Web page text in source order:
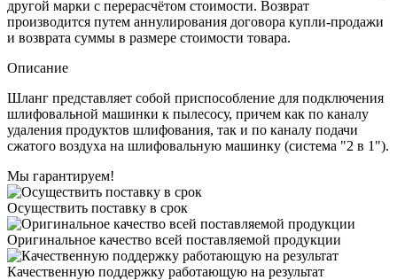
другой марки с перерасчётом стоимости. Возврат
производится путем аннулирования договора купли-продажи
и возврата суммы в размере стоимости товара.
Описание
Шланг представляет собой приспособление для подключения
шлифовальной машинки к пылесосу, причем как по каналу
удаления продуктов шлифования, так и по каналу подачи
сжатого воздуха на шлифовальную машинку (система "2 в 1").
Мы гарантируем!
Осуществить поставку в срок
Оригинальное качество всей поставляемой продукции
Качественную поддержку работающую на результат